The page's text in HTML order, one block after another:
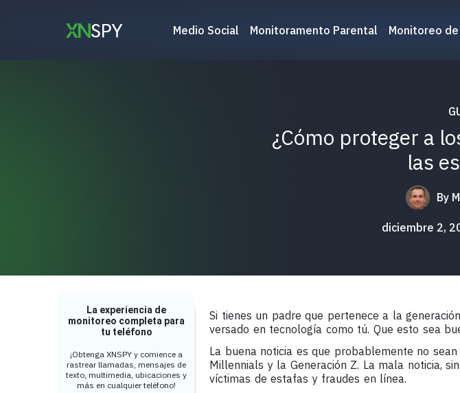
Medio Social Monitoramento Parental Monitoreo
¿Cómo proteger a
las
By
diciembre 2,
La experiencia de
monitoreo completa para
tu teléfono
¡Obtenga XNSPY y comience a
rastrear llamadas, mensajes de
texto, multimedia, ubicaciones y
más en cualquier teléfono!
Si tienes un padre que pertenece a la
versado en tecnología como tú. Que esto sea
La buena noticia es que probablemente no
Millennials y la Generación Z. La mala noticia,
víctimas de estafas y fraudes en línea.